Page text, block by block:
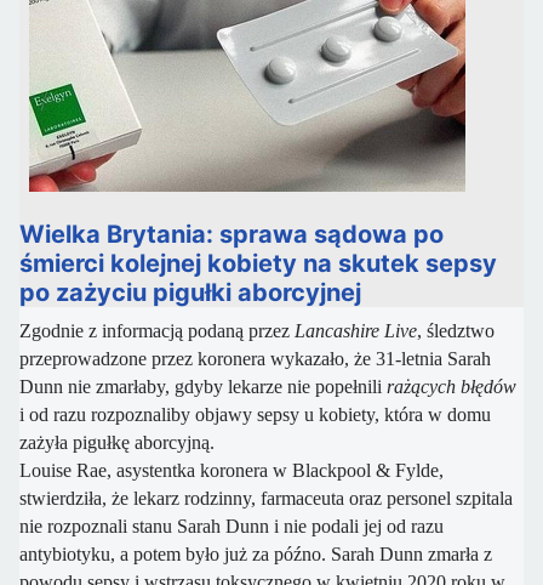
Wielka Brytania: sprawa sądowa po
śmierci kolejnej kobiety na skutek sepsy
po zażyciu pigułki aborcyjnej
Zgodnie z informacją podaną przez Lancashire Live, śledztwo
przeprowadzone przez koronera wykazało, że 31-letnia Sarah
Dunn nie zmarłaby, gdyby lekarze nie popełnili rażących błędów
i od razu rozpoznaliby objawy sepsy u kobiety, która w domu
zażyła pigułkę aborcyjną.
Louise Rae, asystentka koronera w Blackpool & Fylde,
stwierdziła, że lekarz rodzinny, farmaceuta oraz personel szpitala
nie rozpoznali stanu Sarah Dunn i nie podali jej od razu
antybiotyku, a potem było już za późno. Sarah Dunn zmarła z